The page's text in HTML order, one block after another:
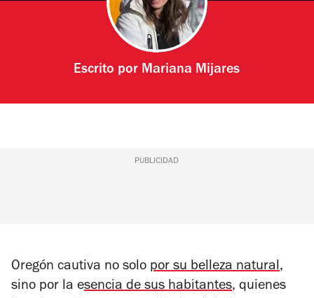
Escrito por Mariana Mijares
PUBLICIDAD
Oregón cautiva no solo por su belleza natural,
sino por la esencia de sus habitantes, quienes